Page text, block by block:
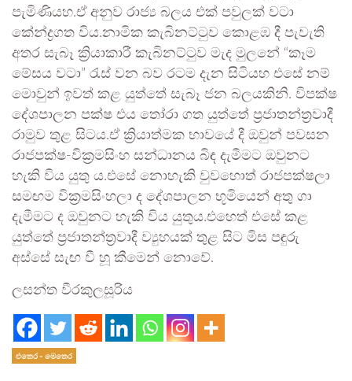
පැමිණියහ.ඒ අනුව රාජ්‍ය බලය එක් පවුලක් වටා
කේන්ද්‍රගත විය.නාමික කැබිනට්ටුව කොළඹ දී පැවැති
අතර සැබෑ ක්‍රියාකාරී කැබිනට්ටුව මැද මුලනේ “කෑම
මේසය වටා” රැස් වන බව රටම දැන සිටියහ එසේ නම්
මොවුන් ඉවත් කළ යුත්තේ සැබෑ ජන බලයකිනි. විපක්ෂ
දේශපාලන පක්ෂ එය තෝරා ගත යුත්තේ ප්‍රජාතන්ත්‍රවාදී
රාමුව තුළ සිටය.ඒ ක්‍රියාත්මක භාවයේ දී ඔවුන් පවසන
රාජපක්ෂ-වික්‍රමසිංහ සන්ධානය බිඳ දැමීමට ඔවුනට
හැකි විය යුතු ය.එසේ නොහැකි වුවහොත් රාජපක්ෂලා
සමඟම වික්‍රමසිංහලා ද දේශපාලන භූමියෙන් අතු ගා
දැමීමට ද ඔවුනට හැකි විය යුතුය.එහෙත් එසේ කළ
යුත්තේ ප්‍රජාතන්ත්‍රවාදී ව්‍යුහයක් තුළ සිට මිස පඳුරු
අස්සේ සැඟ වී හූ කීමෙන් නොවේ.
ලසන්ත වීරකුලසූරිය
එතෙර - මෙතෙර